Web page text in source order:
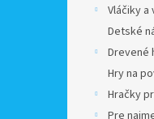
Vláčiky
Detské
Drevené
Hry na
Hračky
Pre